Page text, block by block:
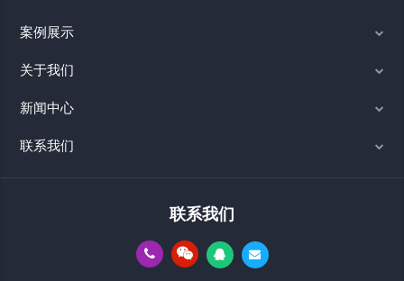
案例展示
关于我们
新闻中心
联系我们
联系我们